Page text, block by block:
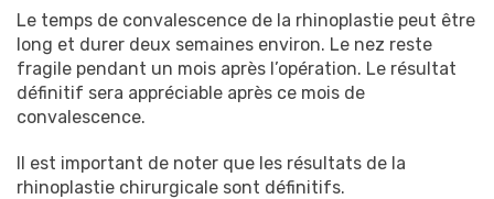
Le temps de convalescence de la rhinoplastie peut être
long et durer deux semaines environ. Le nez reste
fragile pendant un mois après l’opération. Le résultat
définitif sera appréciable après ce mois de
convalescence.
Il est important de noter que les résultats de la
rhinoplastie chirurgicale sont définitifs.